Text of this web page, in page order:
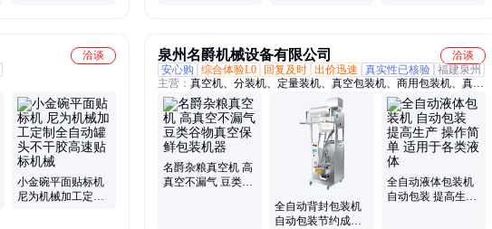
洽谈
小金碗平面贴标机
尼为机械加工定制
泉州名爵机械设备有限公司
洽谈
安心购
综合体验L0 回复及时 出价迅速 真实性已核验 福建泉州
主营： 真空机、分装机、定量装机、真空包装机、商用包装机、真空
打包机、真空封口机、灌装封口机、真空封装机、计量灌装机、杂粮
干货密封、自动计量机器、定量灌装设备、自动称重设备、豆类称重
打包机、药粉调料灌装机、杂粮包装一体机
名爵杂粮真空机 高
真空不漏气 豆类谷
全自动背封包装机
自动包装节约成本
全自动液体包装机
自动包装 提高生产